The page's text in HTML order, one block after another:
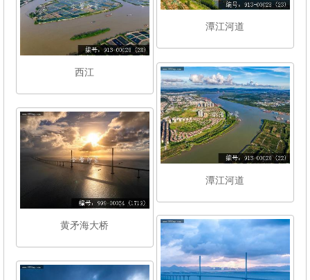
西江
潭江河道
潭江河道
黄矛海大桥